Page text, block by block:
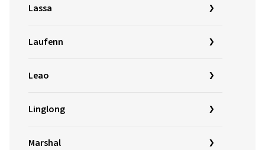
Lassa
Laufenn
Leao
Linglong
Marshal